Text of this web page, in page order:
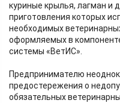
куриные крылья, лагман и
приготовления которых
необходимых
оформляемых в
системы «ВетИС».
Предпринимателю
предостережения о
обязательных